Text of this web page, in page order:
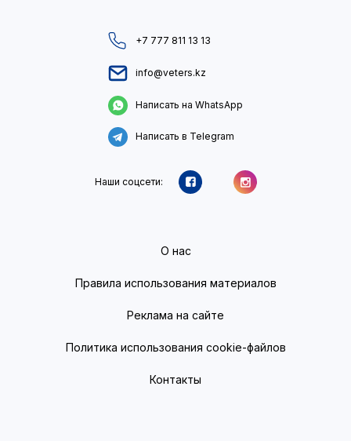
+7 777 811 13 13
info@veters.kz
Написать на WhatsApp
Написать в Telegram
Наши соцсети:
О нас
Правила использования материалов
Реклама на сайте
Политика использования cookie-файлов
Контакты